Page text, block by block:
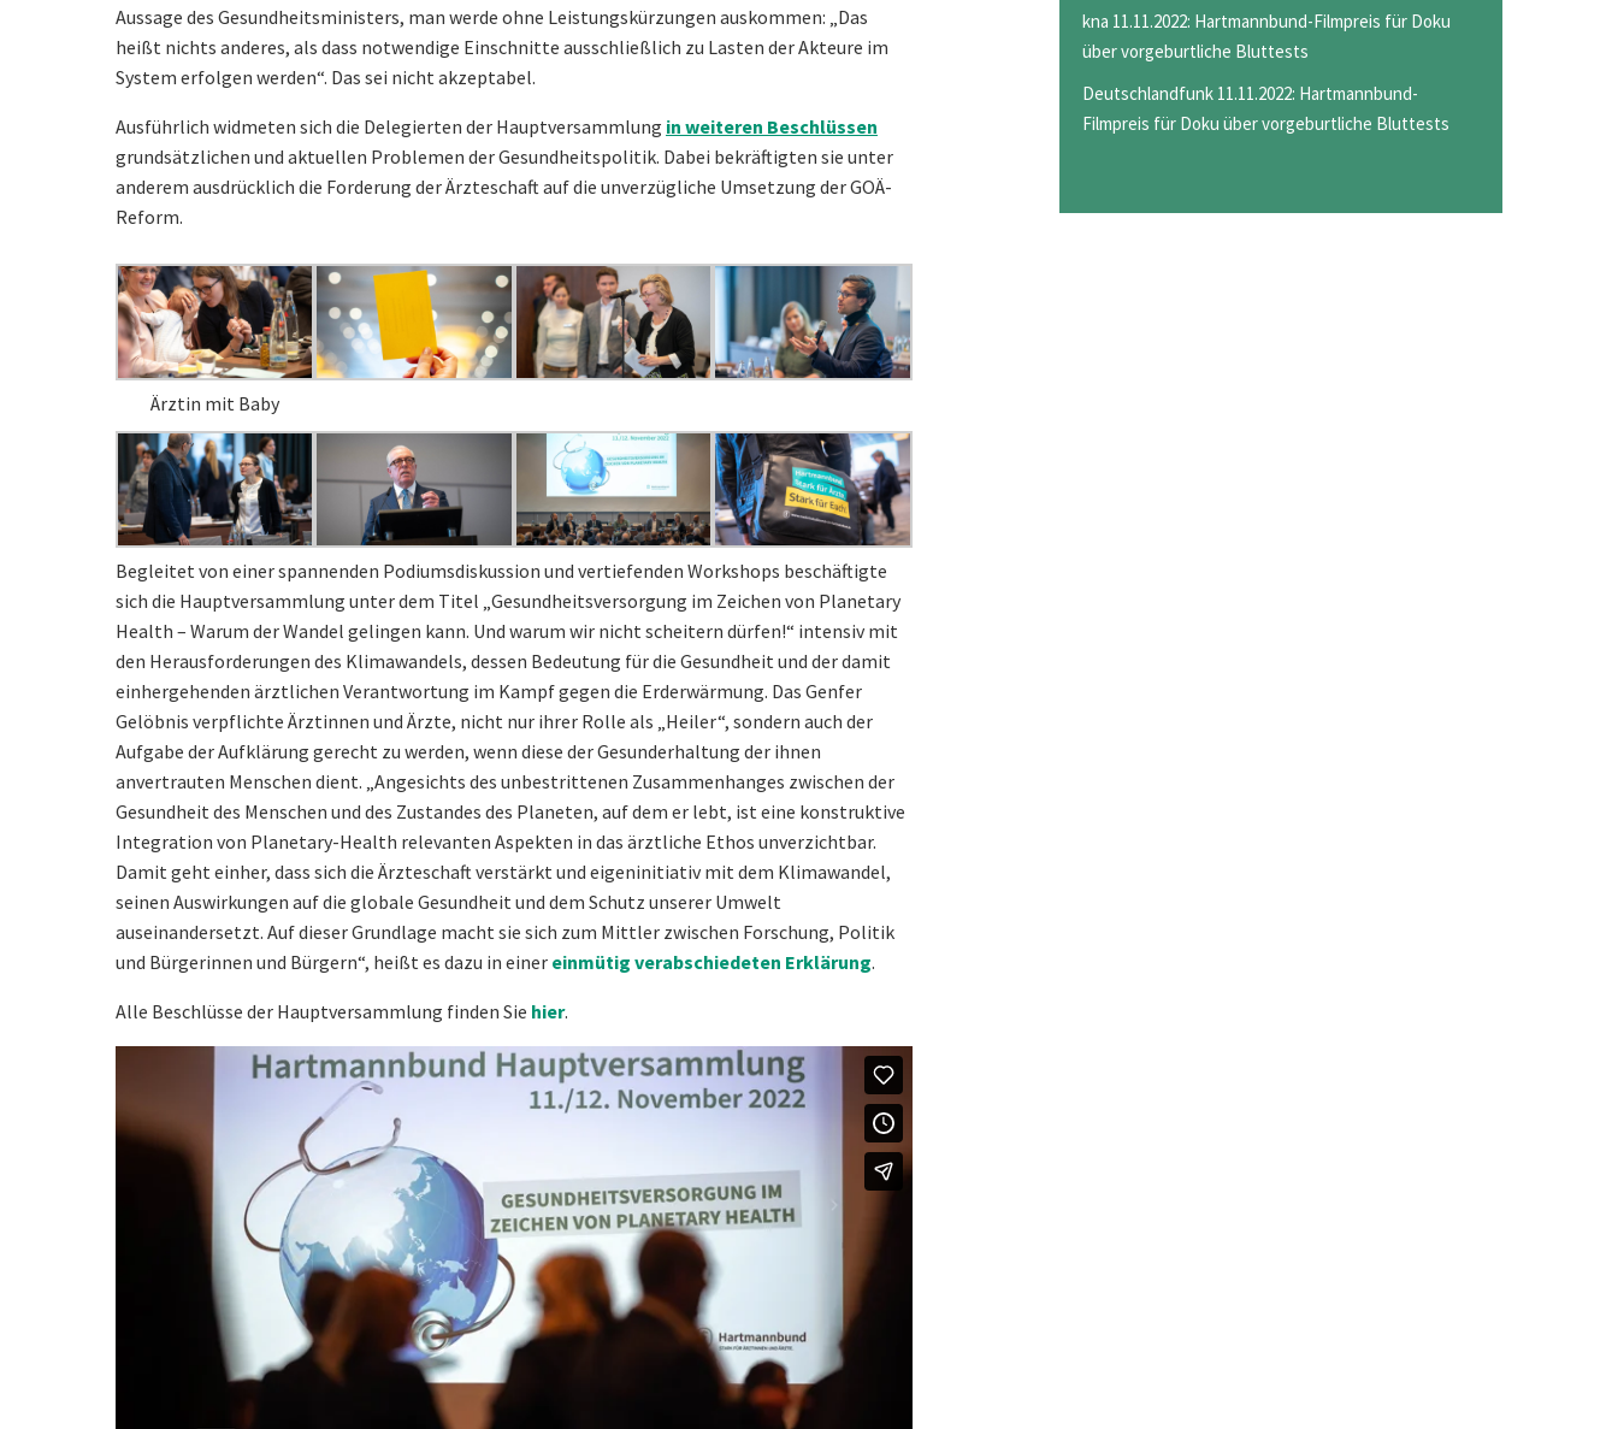
Aussage des Gesundheitsministers, man werde ohne Leistungskürzungen auskommen: „Das
heißt nichts anderes, als dass notwendige Einschnitte ausschließlich zu Lasten der Akteure im
System erfolgen werden“. Das sei nicht akzeptabel.
Ausführlich widmeten sich die Delegierten der Hauptversammlung in weiteren Beschlüssen
grundsätzlichen und aktuellen Problemen der Gesundheitspolitik. Dabei bekräftigten sie unter
anderem ausdrücklich die Forderung der Ärzteschaft auf die unverzügliche Umsetzung der GOÄ-
Reform.
Ärztin mit Baby
Begleitet von einer spannenden Podiumsdiskussion und vertiefenden Workshops beschäftigte
sich die Hauptversammlung unter dem Titel „Gesundheitsversorgung im Zeichen von Planetary
Health – Warum der Wandel gelingen kann. Und warum wir nicht scheitern dürfen!“ intensiv mit
den Herausforderungen des Klimawandels, dessen Bedeutung für die Gesundheit und der damit
einhergehenden ärztlichen Verantwortung im Kampf gegen die Erderwärmung. Das Genfer
Gelöbnis verpflichte Ärztinnen und Ärzte, nicht nur ihrer Rolle als „Heiler“, sondern auch der
Aufgabe der Aufklärung gerecht zu werden, wenn diese der Gesunderhaltung der ihnen
anvertrauten Menschen dient. „Angesichts des unbestrittenen Zusammenhanges zwischen der
Gesundheit des Menschen und des Zustandes des Planeten, auf dem er lebt, ist eine konstruktive
Integration von Planetary-Health relevanten Aspekten in das ärztliche Ethos unverzichtbar.
Damit geht einher, dass sich die Ärzteschaft verstärkt und eigeninitiativ mit dem Klimawandel,
seinen Auswirkungen auf die globale Gesundheit und dem Schutz unserer Umwelt
auseinandersetzt. Auf dieser Grundlage macht sie sich zum Mittler zwischen Forschung, Politik
und Bürgerinnen und Bürgern“, heißt es dazu in einer einmütig verabschiedeten Erklärung.
Alle Beschlüsse der Hauptversammlung finden Sie hier.
kna 11.11.2022: Hartmannbund-Filmpreis für Doku
über vorgeburtliche Bluttests
Deutschlandfunk 11.11.2022: Hartmannbund-
Filmpreis für Doku über vorgeburtliche Bluttests